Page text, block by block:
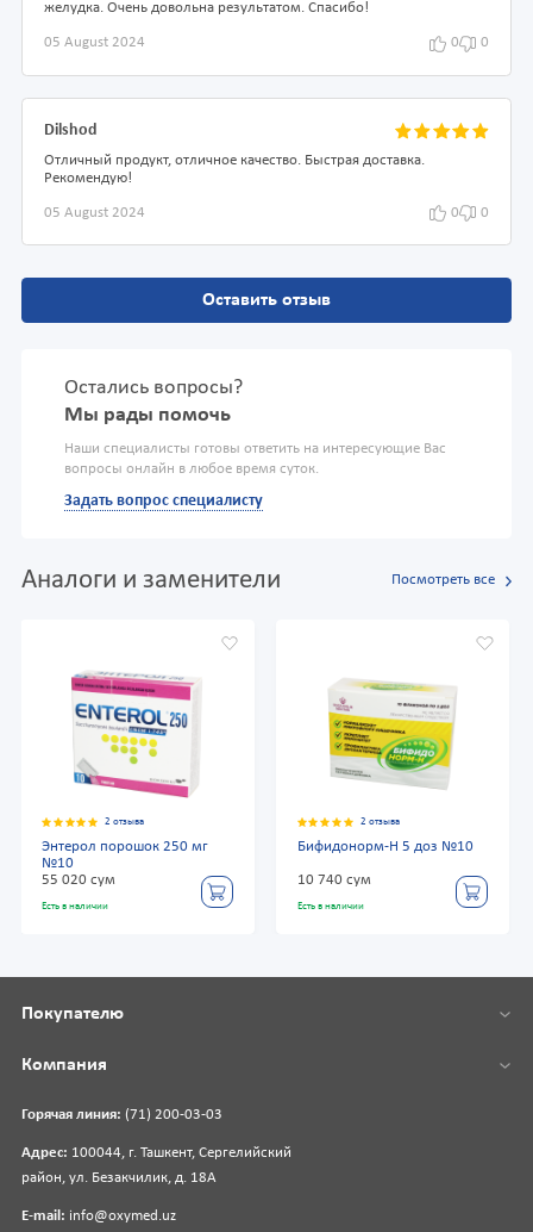
желудка. Очень довольна результатом. Спасибо!
05 August 2024 0 0
Dilshod
Отличный продукт, отличное качество. Быстрая доставка.
Рекомендую!
05 August 2024 0 0
Оставить отзыв
Остались вопросы?
Мы рады помочь
Наши специалисты готовы ответить на интересующие Вас
вопросы онлайн в любое время суток.
Задать вопрос специалисту
Аналоги и заменители Посмотреть все
2 отзыва
Энтерол порошок 250 мг
№10
55 020 сум
Есть в наличии
2 отзыва
Бифидонорм-Н 5 доз №10
10 740 сум
Есть в наличии
Горячая линия: (71) 200-03-03
Адрес: 100044, г. Ташкент, Сергелийский
район, ул. Безакчилик, д. 18А
E-mail: info@oxymed.uz
Покупателю
Компания